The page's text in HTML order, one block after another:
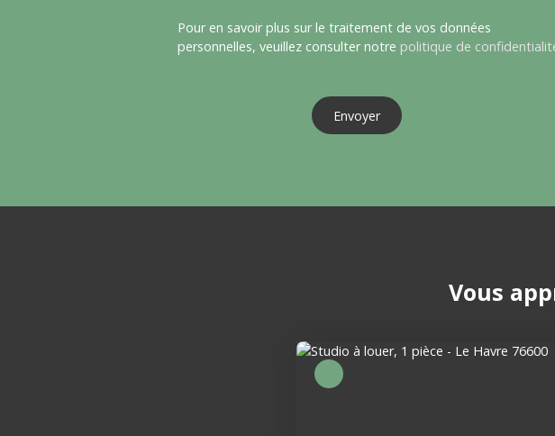
Pour en savoir plus sur le traitement de vos données
personnelles, veuillez consulter notre politique de
Envoyer
Vous